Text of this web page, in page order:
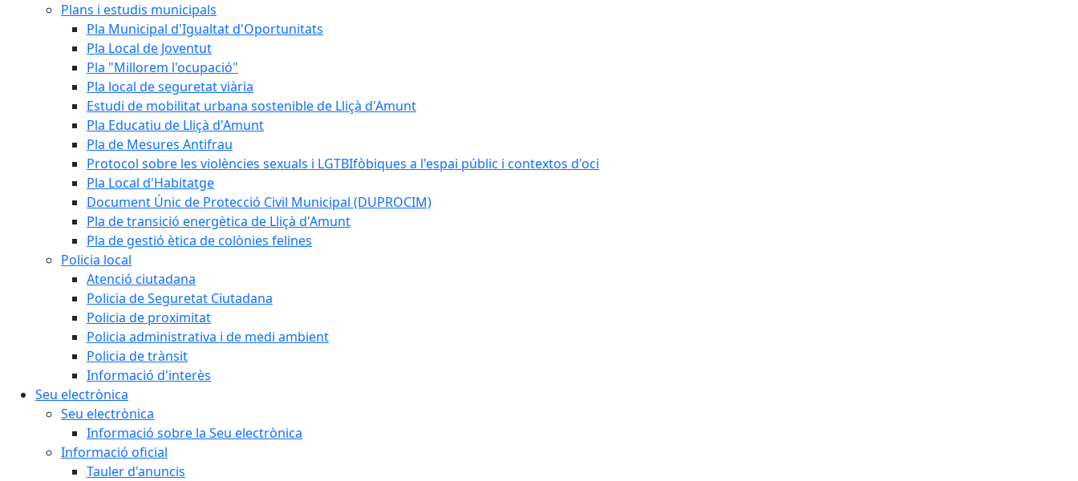
Plans i estudis municipals
Pla Municipal d'Igualtat d'Oportunitats
Pla Local de Joventut
Pla "Millorem l'ocupació"
Pla local de seguretat viària
Estudi de mobilitat urbana sostenible de Lliçà d'Amunt
Pla Educatiu de Lliçà d'Amunt
Pla de Mesures Antifrau
Protocol sobre les violències sexuals i LGTBIfòbiques a l'espai públic i contextos d'oci
Pla Local d'Habitatge
Document Únic de Protecció Civil Municipal (DUPROCIM)
Pla de transició energètica de Lliçà d'Amunt
Pla de gestió ètica de colònies felines
Policia local
Atenció ciutadana
Policia de Seguretat Ciutadana
Policia de proximitat
Policia administrativa i de medi ambient
Policia de trànsit
Informació d'interès
Seu electrònica
Seu electrònica
Informació sobre la Seu electrònica
Informació oficial
Tauler d'anuncis